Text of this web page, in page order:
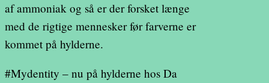
af ammoniak og så er der forsket længe
med de rigtige mennesker før farverne er
kommet på hylderne.
#Mydentity – nu på hylderne hos Da